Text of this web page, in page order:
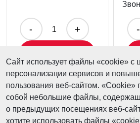
- + -
Сайт использует файлы «cookie» с
персонализации сервисов и
пользования веб-сайтом. «Сookie»
собой небольшие файлы,
о предыдущих посещениях веб-
хотите использовать файлы